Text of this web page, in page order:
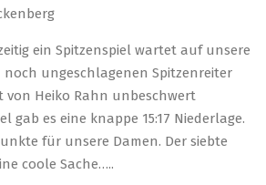
ein Spitzenspiel wartet auf unsere
noch ungeschlagenen Spitzenreiter
von Heiko Rahn unbeschwert
gab es eine knappe 15:17 Niederlage.
für unsere Damen. Der siebte
coole Sache…..